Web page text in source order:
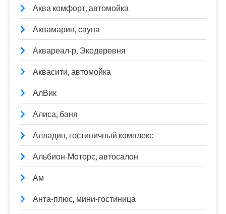
Аква комфорт, автомойка
Аквамарин, сауна
Аквареал-р, Экодеревня
Аквасити, автомойка
АлВик
Алиса, баня
Алладин, гостиничный комплекс
Альбион-Моторс, автосалон
Ам
Анта-плюс, мини-гостиница